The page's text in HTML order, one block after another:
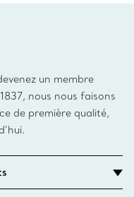
un membre
nous nous faisons
de première qualité,